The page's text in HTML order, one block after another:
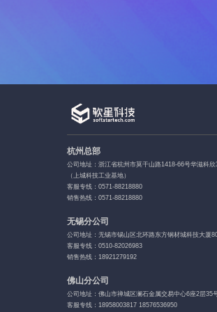
杭州总部
公司地址：浙江省杭州市莫干山路1418-66号华滋科
（上城科技工业基地）
客服专线：0571-88218880
销售热线：0571-88218880
无锡分公司
公司地址：无锡市锡山区北环路东方钢材城科技大厦
客服专线：0510-82026983
销售热线：18921279192
佛山分公司
公司地址：佛山市禅城区澜石金属交易中心6座2层35
客服专线：18958003817 18576536950